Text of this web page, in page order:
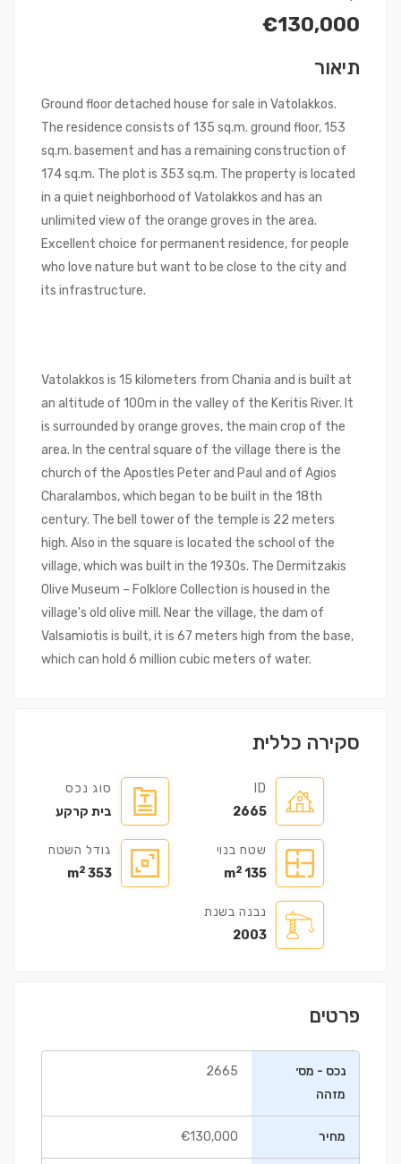
€130,000
תיאור
Ground floor detached house for sale in Vatolakkos.
The residence consists of 135 sq.m. ground floor, 153
sq.m. basement and has a remaining construction of
174 sq.m. The plot is 353 sq.m. The property is located
in a quiet neighborhood of Vatolakkos and has an
unlimited view of the orange groves in the area.
Excellent choice for permanent residence, for people
who love nature but want to be close to the city and
its infrastructure.
Vatolakkos is 15 kilometers from Chania and is built at
an altitude of 100m in the valley of the Keritis River. It
is surrounded by orange groves, the main crop of the
area. In the central square of the village there is the
church of the Apostles Peter and Paul and of Agios
Charalambos, which began to be built in the 18th
century. The bell tower of the temple is 22 meters
high. Also in the square is located the school of the
village, which was built in the 1930s. The Dermitzakis
Olive Museum – Folklore Collection is housed in the
village's old olive mill. Near the village, the dam of
Valsamiotis is built, it is 67 meters high from the base,
which can hold 6 million cubic meters of water.
סקירה כללית
ID
2665
סוג נכס
בית קרקע
שטח בנוי
135 m
2
גודל השטח
353 m
2
נבנה בשנת
2003
פרטים
נכס - מס׳
מזהה
2665
מחיר €130,000